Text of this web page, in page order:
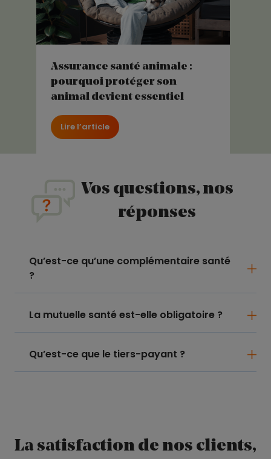
Assurance santé animale :
pourquoi protéger son
animal devient essentiel
Lire l’article
Vos questions, nos
réponses
Qu’est-ce qu’une complémentaire santé
?
La mutuelle santé est-elle obligatoire ?
Qu’est-ce que le tiers-payant ?
La satisfaction de nos clients,